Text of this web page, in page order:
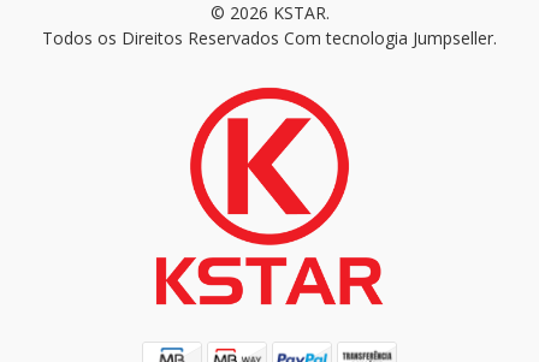
© 2026 KSTAR.
Todos os Direitos Reservados Com tecnologia Jumpseller.